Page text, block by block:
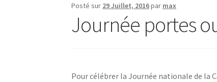
Posté sur 29 Juillet, 2016par max
Journée portes
Pour célébrer la Journée nationale de la